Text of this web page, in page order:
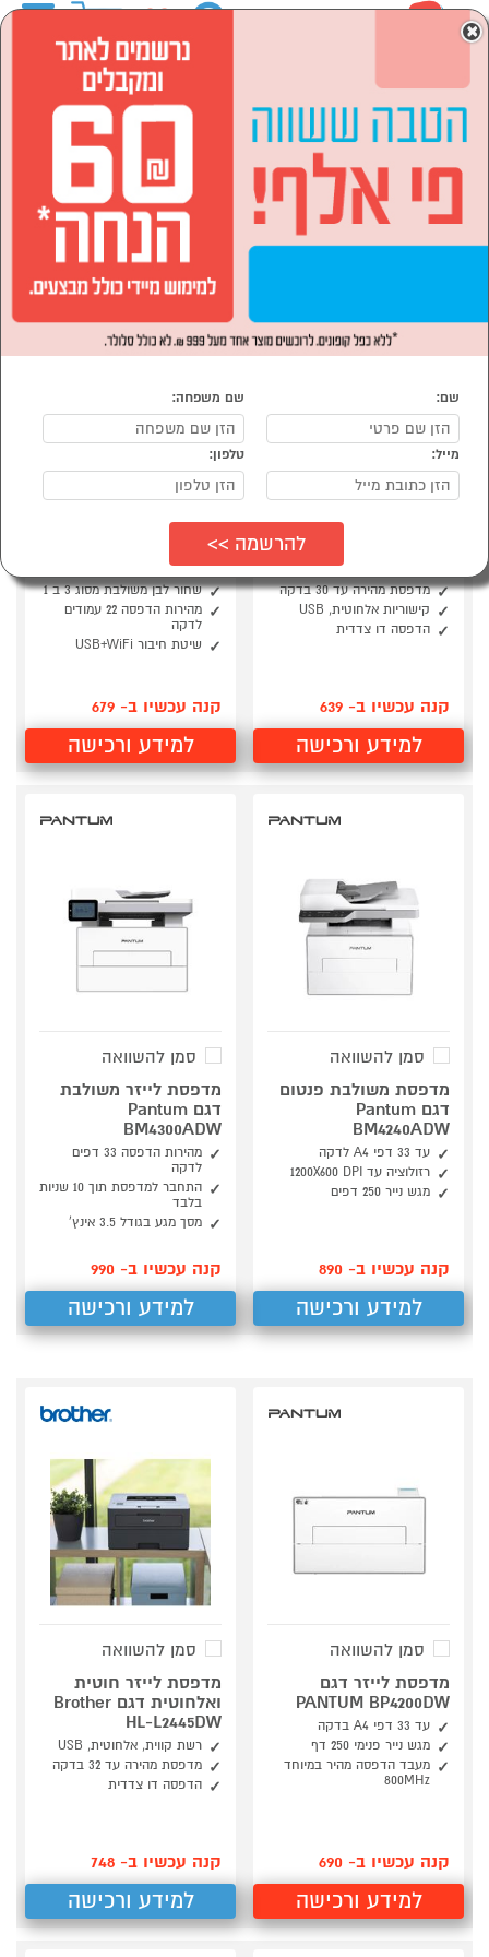
מדפסות לייזר
מדפסות לייזר
סמן להשוואה
מדפסת לייזר אלחוטית
מדפסת מהירה עד 30 בדקה
קישוריות אלחוטית, USB
הדפסה דו צדדית
קנה עכשיו ב- 639
למידע ורכישה
סמן להשוואה
מדפסת לייזר משולבת
BM2300AW אלחוטית
שחור לבן משולבת מסוג 3 ב 1
מהירות הדפסה 22 עמודים
לדקה
שיטת חיבור USB+WiFi
קנה עכשיו ב- 679
למידע ורכישה
סמן להשוואה
מדפסת משולבת פנטום
דגם Pantum
BM4240ADW
עד 33 דפי A4 לדקה
רזולוציה עד 1200X600 DPI
מגש נייר 250 דפים
קנה עכשיו ב- 890
למידע ורכישה
סמן להשוואה
מדפסת לייזר משולבת
דגם Pantum
BM4300ADW
מהירות הדפסה 33 דפים
לדקה
התחבר למדפסת תוך 10 שניות
בלבד
מסך מגע בגודל 3.5 אינץ'
קנה עכשיו ב- 990
למידע ורכישה
סמן להשוואה
מדפסת לייזר דגם
PANTUM BP4200DW
עד 33 דפי A4 בדקה
מגש נייר פנימי 250 דף
מעבד הדפסה מהיר במיוחד
800MHz
קנה עכשיו ב- 690
למידע ורכישה
סמן להשוואה
מדפסת לייזר חוטית
ואלחוטית דגם Brother
HL-L2445DW
רשת קווית, אלחוטית, USB
מדפסת מהירה עד 32 בדקה
הדפסה דו צדדית
קנה עכשיו ב- 748
למידע ורכישה
×
שם: שם משפחה:
מייל: טלפון: